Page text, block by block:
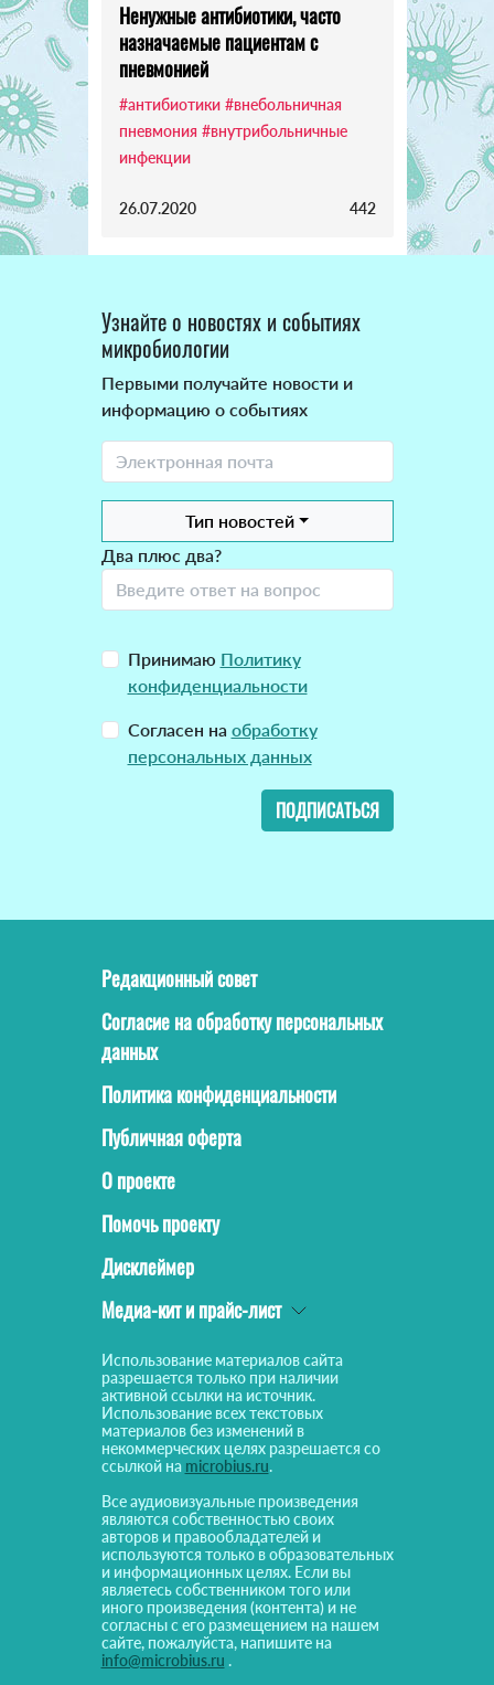
Ненужные антибиотики, часто
назначаемые пациентам с
пневмонией
#антибиотики #внебольничная
пневмония #внутрибольничные
инфекции
26.07.2020 442
Узнайте о новостях и событиях
микробиологии
Первыми получайте новости и
информацию о событиях
Тип новостей
Два плюс два?
Принимаю Политику
конфиденциальности
Согласен на обработку
персональных данных
ПОДПИСАТЬСЯ
Редакционный совет
Согласие на обработку персональных
данных
Политика конфиденциальности
Публичная оферта
О проекте
Помочь проекту
Дисклеймер
Медиа-кит и прайс-лист
Использование материалов сайта
разрешается только при наличии
активной ссылки на источник.
Использование всех текстовых
материалов без изменений в
некоммерческих целях разрешается со
ссылкой на microbius.ru.
Все аудиовизуальные произведения
являются собственностью своих
авторов и правообладателей и
используются только в образовательных
и информационных целях. Если вы
являетесь собственником того или
иного произведения (контента) и не
согласны с его размещением на нашем
сайте, пожалуйста, напишите на
info@microbius.ru .